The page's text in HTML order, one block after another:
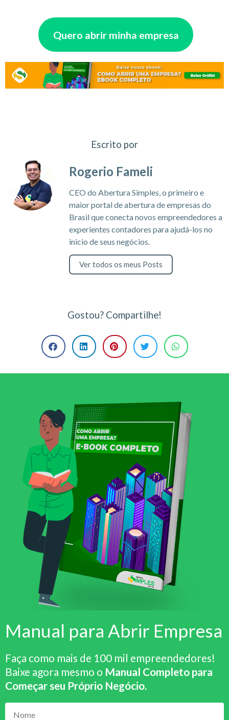
Quero abrir minha empresa
Escrito por
Rogerio Fameli
CEO do Abertura Simples, o primeiro e
maior portal de abertura de empresas do
Brasil que conecta novos empreendedores a
experientes contadores para ajudá-los no
inicio de seus negócios.
Ver todos os meus Posts
Gostou? Compartilhe!
Manual para Abrir Empresa
Faça como mais de 100 mil empreendedores!
Baixe agora mesmo o Manual Completo para
Começar seu Próprio Negócio.